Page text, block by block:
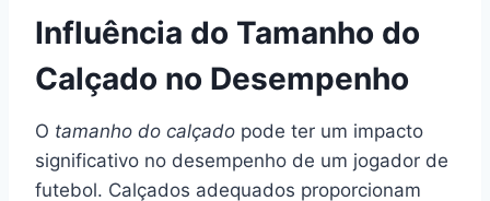
Influência do Tamanho do
Calçado no Desempenho
O tamanho do calçado pode ter um impacto
significativo no desempenho de um jogador de
futebol. Calçados adequados proporcionam